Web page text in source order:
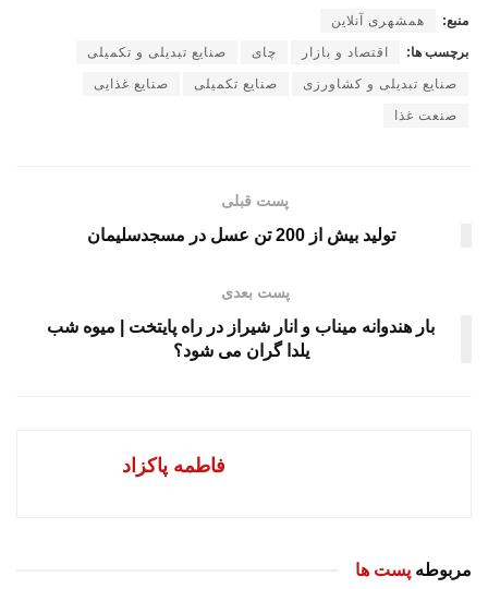
منبع: همشهری آنلاین
برچسب ها: اقتصاد و بازار چای صنایع تبدیلی و تکمیلی
صنایع تبدیلی و کشاورزی صنایع تکمیلی صنایع غذایی
صنعت غذا
پست قبلی
تولید بیش از 200 تن عسل در مسجدسلیمان
پست بعدی
بار هندوانه میناب و انار شیراز در راه پایتخت | میوه شب
یلدا گران می‌ شود؟
فاطمه پاکزاد
مربوطه پست ها